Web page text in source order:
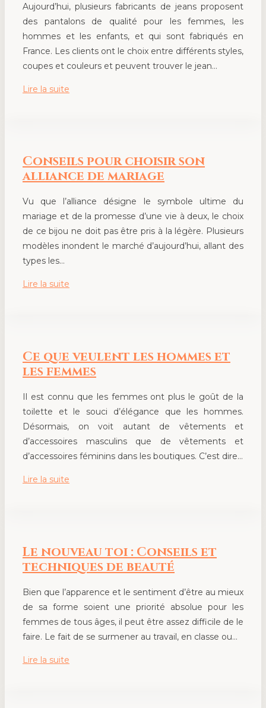
Aujourd’hui, plusieurs fabricants de jeans proposent
des pantalons de qualité pour les femmes, les
hommes et les enfants, et qui sont fabriqués en
France. Les clients ont le choix entre différents styles,
coupes et couleurs et peuvent trouver le jean…
Lire la suite
Conseils pour choisir son
alliance de mariage
Vu que l’alliance désigne le symbole ultime du
mariage et de la promesse d’une vie à deux, le choix
de ce bijou ne doit pas être pris à la légère. Plusieurs
modèles inondent le marché d’aujourd’hui, allant des
types les…
Lire la suite
Ce que veulent les hommes et
les femmes
Il est connu que les femmes ont plus le goût de la
toilette et le souci d’élégance que les hommes.
Désormais, on voit autant de vêtements et
d’accessoires masculins que de vêtements et
d’accessoires féminins dans les boutiques. C’est dire…
Lire la suite
Le nouveau toi : Conseils et
techniques de beauté
Bien que l’apparence et le sentiment d’être au mieux
de sa forme soient une priorité absolue pour les
femmes de tous âges, il peut être assez difficile de le
faire. Le fait de se surmener au travail, en classe ou…
Lire la suite